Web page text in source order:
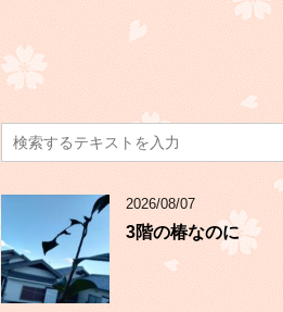
2026/08/07
3階の椿なのに